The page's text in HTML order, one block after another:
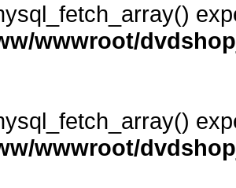
wwwroot/
wwwroot/